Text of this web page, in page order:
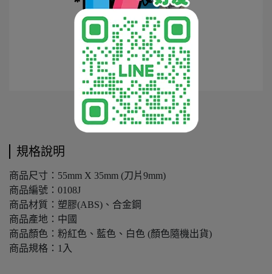
規格說明
商品尺寸：55mm X 35mm (刀片9mm)
商品編號：0108J
商品材質：塑膠(ABS)、合金鋼
商品產地：中國
商品顏色：粉紅色、藍色、白色 (顏色隨機出貨)
商品規格：1入